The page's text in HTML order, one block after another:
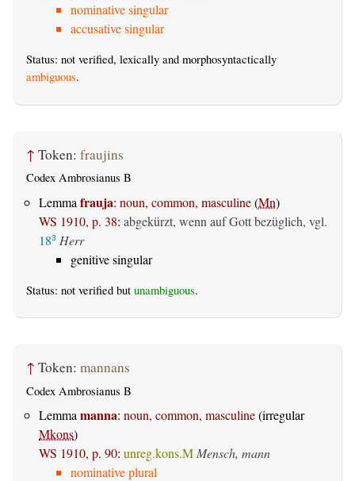
nominative singular
accusative singular
Status: not verified, lexically and morphosyntactically
ambiguous.
↑ Token: fraujins
Codex Ambrosianus B
Lemma frauja: noun, common, masculine(Mn)
WS 1910, p. 38: abgekürzt, wenn auf Gott bezüglich, vgl.
183 Herr
genitive singular
Status: not verified but unambiguous.
↑ Token: mannans
Codex Ambrosianus B
Lemma manna: noun, common, masculine(irregular
Mkons)
WS 1910, p. 90: unreg.kons.M Mensch, mann
nominative plural